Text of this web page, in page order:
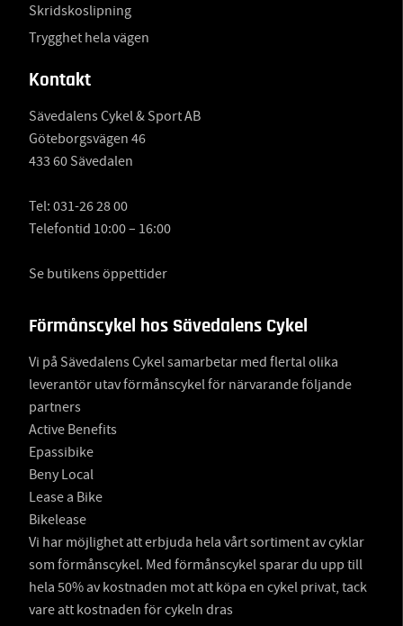
Skridskoslipning
Trygghet hela vägen
Kontakt
Sävedalens Cykel & Sport AB
Göteborgsvägen 46
433 60 Sävedalen
Tel: 031-26 28 00
Telefontid 10:00 – 16:00
Se butikens öppettider
Förmånscykel hos Sävedalens Cykel
Vi på Sävedalens Cykel samarbetar med flertal olika
leverantör utav förmånscykel för närvarande följande
partners
Active Benefits
Epassibike
Beny Local
Lease a Bike
Bikelease
Vi har möjlighet att erbjuda hela vårt sortiment av cyklar
som förmånscykel. Med förmånscykel sparar du upp till
hela 50% av kostnaden mot att köpa en cykel privat, tack
vare att kostnaden för cykeln dras